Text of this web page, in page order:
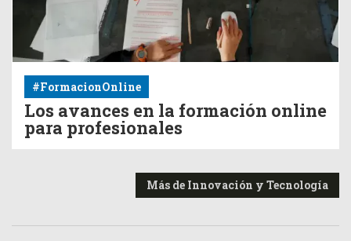
#FormacionOnline
Los avances en la formación online
para profesionales
Más de Innovación y Tecnología